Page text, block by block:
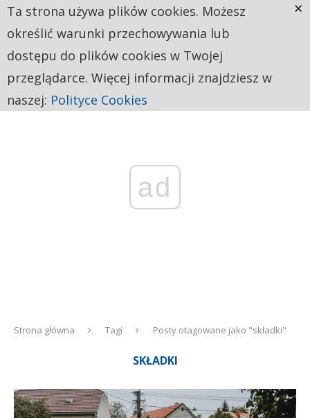
ad
Strona główna Tagi Posty otagowane jako "składki"
SKŁADKI
Ta strona używa plików cookies. Możesz
określić warunki przechowywania lub
dostępu do plików cookies w Twojej
przeglądarce. Więcej informacji znajdziesz w
naszej: Polityce Cookies
×